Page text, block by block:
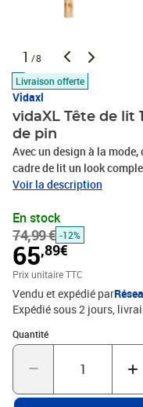
1 /8
Livraison offerte
Vidaxl
vidaXL Tête de lit
de pin
Avec un design à la
cadre de lit un look
chambre à coucher.
grain droit et les nœuds
caractéristique et
design accrocheur en bois
à la lumière de circuler
d'ajouter un caractère
confortable : cette tête de
lorsque vous êtes assis
savoir :Cette tête de lit est
utilisation avec nos
compatible avec tout
H)L'assemblage est requis
Voir la description
En stock
74,99 € -12%
65,89€
Prix unitaire TTC
Vendu et expédié par
Expédié sous 2 jours
Quantité
Quantité : 1